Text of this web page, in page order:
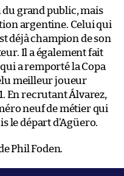
du grand public, mais
argentine. Celui qui
déjà champion de son
Il a également fait
a remporté la Copa
meilleur joueur
En recrutant Álvarez,
neuf de métier qui
le départ d’Agüero.
Phil Foden.